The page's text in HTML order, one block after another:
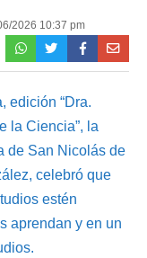
2026 10:37 pm
edición “Dra.
la Ciencia”, la
de San Nicolás de
celebró que
estén
aprendan y en un